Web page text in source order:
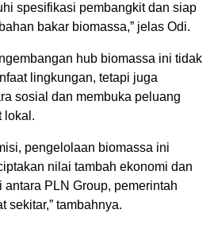
spesifikasi pembangkit dan siap
bakar biomassa,” jelas Odi.
hub biomassa ini tidak
lingkungan, tetapi juga
sosial dan membuka peluang
lokal.
pengelolaan biomassa ini
nilai tambah ekonomi dan
antara PLN Group, pemerintah
sekitar,” tambahnya.